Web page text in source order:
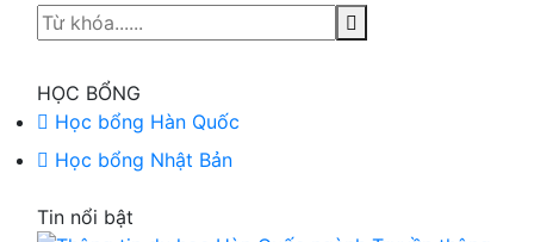
HỌC BỔNG
Học bổng Hàn Quốc
Học bổng Nhật Bản
Tin nổi bật